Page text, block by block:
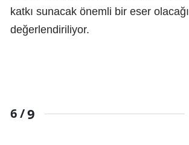
katkı sunacak önemli bir eser olacağı
değerlendiriliyor.
6 /9